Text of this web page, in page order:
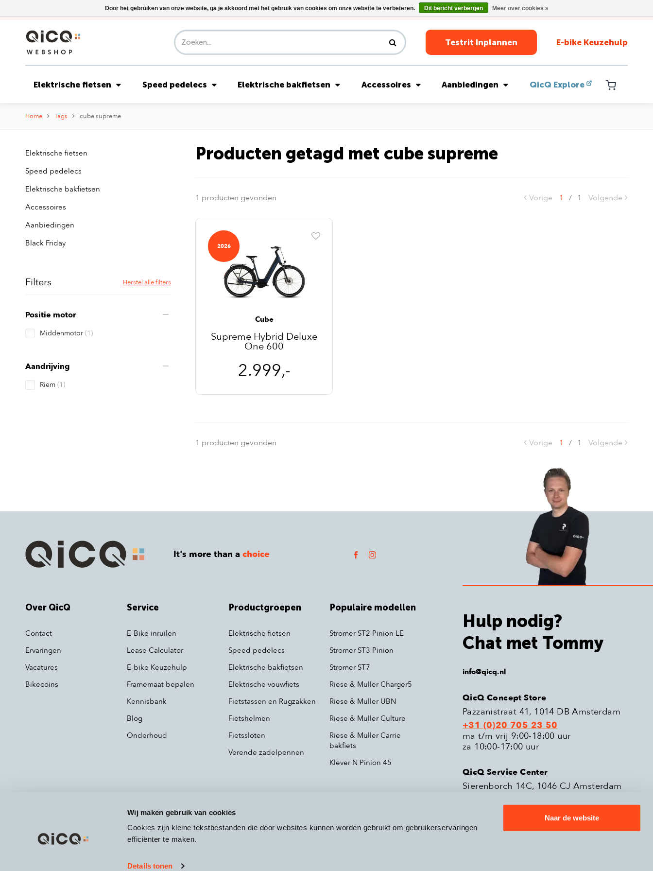
Wij maken gebruik van cookies
Cookies zijn kleine tekstbestanden die door websites kunnen worden gebruikt om gebruikerservaringen
efficiënter te maken.
Details tonen
Naar de website
Riese & Müller Nevo5 Silent Core nu direct uit voorraad leverbaar!
Testrit Inplannen E-bike Keuzehulp
Elektrische fietsen Speed pedelecs Elektrische bakfietsen Accessoires Aanbiedingen QicQ Explore
Home Tags cube supreme
Elektrische fietsen
Speed pedelecs
Elektrische bakfietsen
Accessoires
Aanbiedingen
Black Friday
Filters Herstel alle filters
Positie motor
Middenmotor (1)
Aandrijving
Riem (1)
Producten getagd met cube supreme
1 producten gevonden Vorige 1 / 1 Volgende
2026
Cube
Supreme Hybrid Deluxe
One 600
2.999,-
1 producten gevonden Vorige 1 / 1 Volgende
It's more than achoice
Over QicQ
Contact
Ervaringen
Vacatures
Bikecoins
Service
E-Bike inruilen
Lease Calculator
E-bike Keuzehulp
Framemaat bepalen
Kennisbank
Blog
Onderhoud
Productgroepen
Elektrische fietsen
Speed pedelecs
Elektrische bakfietsen
Elektrische vouwfiets
Fietstassen en Rugzakken
Fietshelmen
Fietssloten
Verende zadelpennen
Populaire modellen
Stromer ST2 Pinion LE
Stromer ST3 Pinion
Stromer ST7
Riese & Muller Charger5
Riese & Muller UBN
Riese & Muller Culture
Riese & Muller Carrie
bakfiets
Klever N Pinion 45
Hulp nodig?
Chat met Tommy
info@qicq.nl
QicQ Concept Store
Pazzanistraat 41, 1014 DB Amsterdam
+31 (0)20 705 23 50
ma t/m vrij 9:00-18:00 uur
za 10:00-17:00 uur
QicQ Service Center
Sierenborch 14C, 1046 CJ Amsterdam
Door het gebruiken van onze website, ga je akkoord met het gebruik van cookies om onze website te verbeteren. Dit bericht verbergen Meer over cookies »